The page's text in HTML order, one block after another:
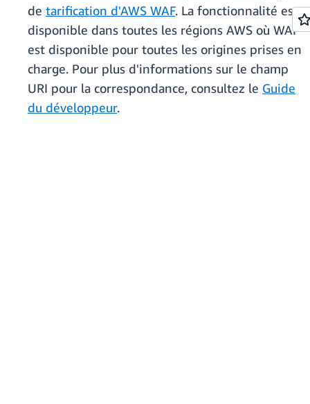
de tarification d'AWS WAF. La fonctionnalité est
disponible dans toutes les régions AWS où WAF
est disponible pour toutes les origines prises en
charge. Pour plus d'informations sur le champ
URI pour la correspondance, consultez le Guide
du développeur.